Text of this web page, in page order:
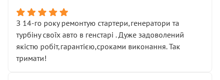
З 14-го року ремонтую стартери,генератори та
турбіну своїх авто в генстарі . Дуже задоволений
якістю робіт,гарантією,сроками виконання. Так
тримати!